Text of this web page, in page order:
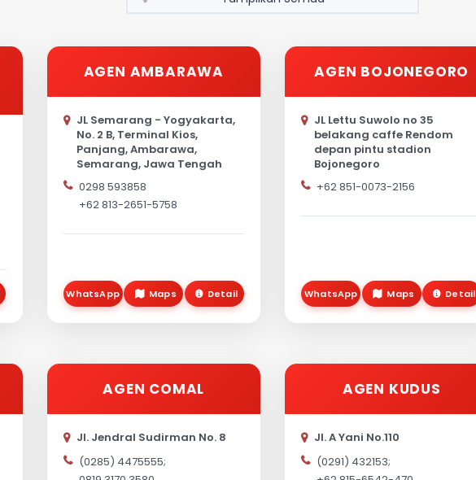
AGEN AMBARAWA
JL Semarang - Yogyakarta,
No. 2 B, Terminal Kios,
Panjang, Ambarawa,
Semarang, Jawa Tengah
0298 593858
+62 813-2651-5758
WhatsApp Maps Detail
AGEN BOJONEGORO
JL Lettu Suwolo no 35
belakang caffe Rendom
depan pintu stadion
Bojonegoro
+62 851-0073-2156
WhatsApp Maps Detail
AGEN COMAL
Jl. Jendral Sudirman No. 8
(0285) 4475555;
AGEN KUDUS
Jl. A Yani No.110
(0291) 432153;